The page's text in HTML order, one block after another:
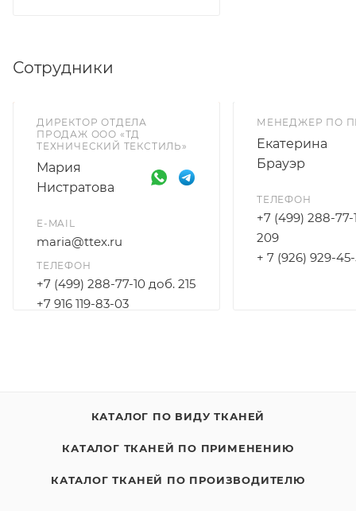
Сотрудники
ДИРЕКТОР ОТДЕЛА
ПРОДАЖ ООО «ТД
ТЕХНИЧЕСКИЙ ТЕКСТИЛЬ»
Мария
Нистратова
E-MAIL
maria@ttex.ru
ТЕЛЕФОН
+7 (499) 288-77-10 доб. 215
+7 916 119-83-03
МЕНЕДЖЕР ПО
Екатерина
Брауэр
ТЕЛЕФОН
+7 (499) 288-77-
209
+ 7 (926) 929-
КАТАЛОГ ПО ВИДУ ТКАНЕЙ
КАТАЛОГ ТКАНЕЙ ПО ПРИМЕНЕНИЮ
КАТАЛОГ ТКАНЕЙ ПО ПРОИЗВОДИТЕЛЮ